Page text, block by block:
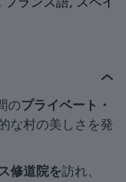
のプライベート・
な村の美しさを発
修道院を訪れ、